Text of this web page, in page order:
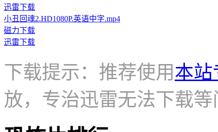
迅雷下载
小丑回魂2.HD1080P.英语中字.mp4
磁力下载
迅雷下载
下载提示：推荐使用本站
放，专治迅雷无法下载等